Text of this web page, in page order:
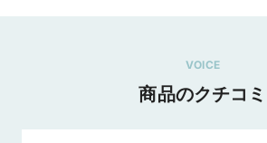
VOICE
商品のクチコミ